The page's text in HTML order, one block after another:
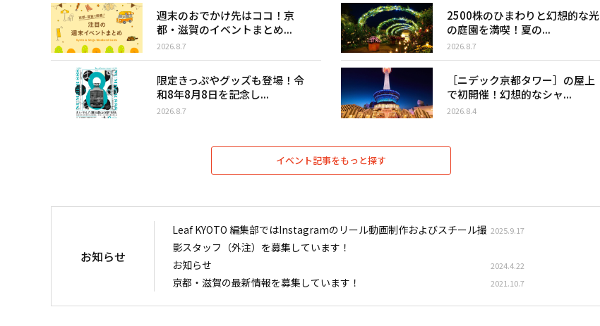
週末のおでかけ先はココ！京
都・滋賀のイベントまとめ...
2026.8.7
2500株のひまわりと幻想的な光
の庭園を満喫！夏の...
2026.8.7
限定きっぷやグッズも登場！令
和8年8月8日を記念し...
2026.8.7
［ニデック京都タワー］の屋上
で初開催！幻想的なシャ...
2026.8.4
イベント記事をもっと探す
お知らせ
Leaf KYOTO 編集部ではInstagramのリール動画制作およびスチール撮
影スタッフ（外注）を募集しています！
2025.9.17
お知らせ 2024.4.22
京都・滋賀の最新情報を募集しています！ 2021.10.7